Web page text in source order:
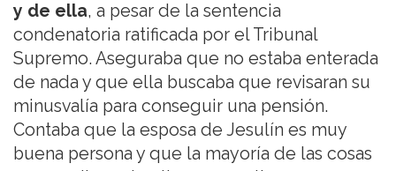
y de ella, a pesar de la sentencia
condenatoria ratificada por el Tribunal
Supremo. Aseguraba que no estaba enterada
de nada y que ella buscaba que revisaran su
minusvalía para conseguir una pensión.
Contaba que la esposa de Jesulín es muy
buena persona y que la mayoría de las cosas